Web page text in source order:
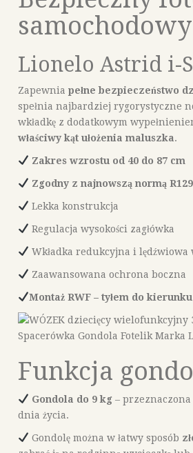
samochodowy
Lionelo Astrid i-
Zapewnia pełne bezpieczeństwo
spełnia najbardziej rygorystyczne
wkładkę z dodatkowym
właściwy kąt ułożenia maluszka.
Zakres wzrostu od 40 do 87 cm
Zgodny z najnowszą normą R129
Lekka konstrukcja
Regulacja wysokości zagłówka
Wkładka redukcyjna i lędźwiowa
Zaawansowana ochrona boczna
Montaż RWF – tyłem do
Funkcja
Gondola do 9 kg– przeznaczona
dnia życia.
Gondolę można w łatwy sposób